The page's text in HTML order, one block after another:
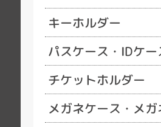
キーホルダー
パスケース・IDケー
チケットホルダー
メガネケース・メガ